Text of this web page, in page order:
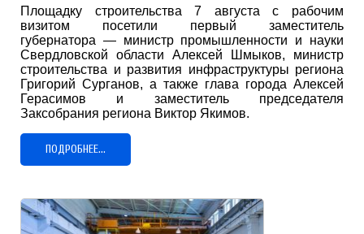
Площадку строительства 7 августа с рабочим
визитом посетили первый заместитель
губернатора — министр промышленности и науки
Свердловской области Алексей Шмыков, министр
строительства и развития инфраструктуры региона
Григорий Сурганов, а также глава города Алексей
Герасимов и заместитель председателя
Заксобрания региона Виктор Якимов.
ПОДРОБНЕЕ...